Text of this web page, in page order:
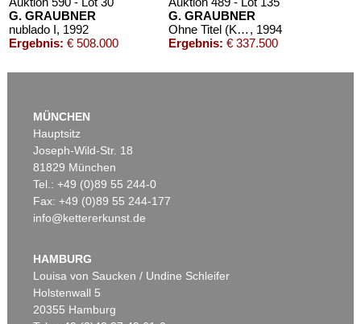
G. GRAUBNER
nublado I, 1992
Ergebnis: € 508.000
G. GRAUBNER
Ohne Titel (Kissenbild) , 1994
Ergebnis: € 337.500
Auktion 560 - Lot 34
Ergebnis:€ 330.200
MÜNCHEN
Hauptsitz
Joseph-Wild-Str. 18
81829 München
Tel.: +49 (0)89 55 244-0
Fax: +49 (0)89 55 244-177
info@kettererkunst.de
HAMBURG
Louisa von Saucken / Undine Schleifer
Holstenwall 5
20355 Hamburg